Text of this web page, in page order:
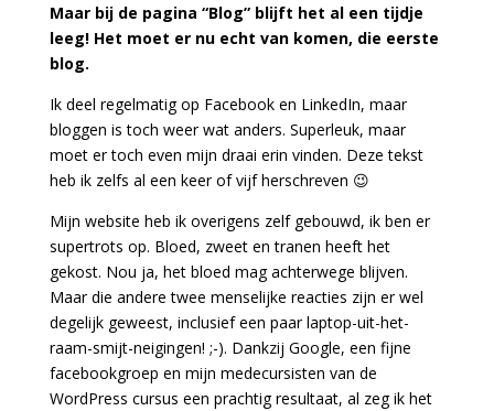
Maar bij de pagina “Blog” blijft het al een tijdje
leeg! Het moet er nu echt van komen, die eerste
blog.
Ik deel regelmatig op Facebook en LinkedIn, maar
bloggen is toch weer wat anders. Superleuk, maar
moet er toch even mijn draai erin vinden. Deze tekst
heb ik zelfs al een keer of vijf herschreven 😉
Mijn website heb ik overigens zelf gebouwd, ik ben er
supertrots op. Bloed, zweet en tranen heeft het
gekost. Nou ja, het bloed mag achterwege blijven.
Maar die andere twee menselijke reacties zijn er wel
degelijk geweest, inclusief een paar laptop-uit-het-
raam-smijt-neigingen! ;-). Dankzij Google, een fijne
facebookgroep en mijn medecursisten van de
WordPress cursus een prachtig resultaat, al zeg ik het